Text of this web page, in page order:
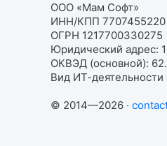
ООО «Мам Софт»
ИНН/КПП 7707455220
ОГРН 1217700330275
Юридический адрес:
ОКВЭД (основной):
Вид ИТ-деятельности
© 2014—2026 ·